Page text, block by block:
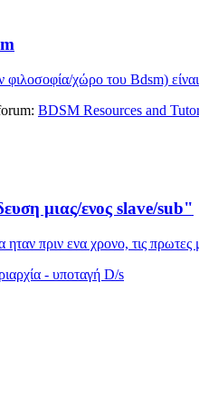
χώρο του Bdsm)
BDSM Resources and
μιας/ενος slave/sub"
πριν ενα χρονο, τις
- υποταγή D/s